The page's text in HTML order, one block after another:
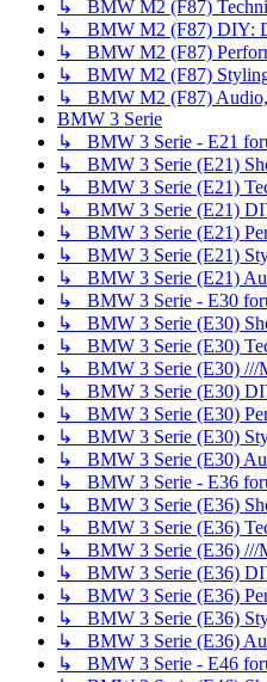
↳ BMW M2 (F87)
↳ BMW M2 (F87) DIY:
↳ BMW M2 (F87)
↳ BMW M2 (F87)
↳ BMW M2 (F87) Audio,
BMW 3 Serie
↳ BMW 3 Serie - E21
↳ BMW 3 Serie (E21)
↳ BMW 3 Serie (E21)
↳ BMW 3 Serie (E21)
↳ BMW 3 Serie (E21)
↳ BMW 3 Serie (E21)
↳ BMW 3 Serie (E21)
↳ BMW 3 Serie - E30
↳ BMW 3 Serie (E30)
↳ BMW 3 Serie (E30)
↳ BMW 3 Serie (E30) ///
↳ BMW 3 Serie (E30)
↳ BMW 3 Serie (E30)
↳ BMW 3 Serie (E30)
↳ BMW 3 Serie (E30)
↳ BMW 3 Serie - E36
↳ BMW 3 Serie (E36)
↳ BMW 3 Serie (E36)
↳ BMW 3 Serie (E36) ///
↳ BMW 3 Serie (E36)
↳ BMW 3 Serie (E36)
↳ BMW 3 Serie (E36)
↳ BMW 3 Serie (E36)
↳ BMW 3 Serie - E46